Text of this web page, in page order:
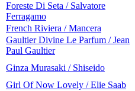
Foreste Di Seta / Salvatore
Ferragamo
French Riviera / Mancera
Gaultier Divine Le Parfum / Jean
Paul Gaultier
Ginza Murasaki / Shiseido
Girl Of Now Lovely / Elie Saab